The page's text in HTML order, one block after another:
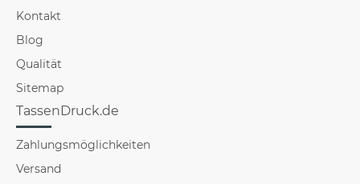
Kontakt
Blog
Qualität
Sitemap
TassenDruck.de
Zahlungsmöglichkeiten
Versand